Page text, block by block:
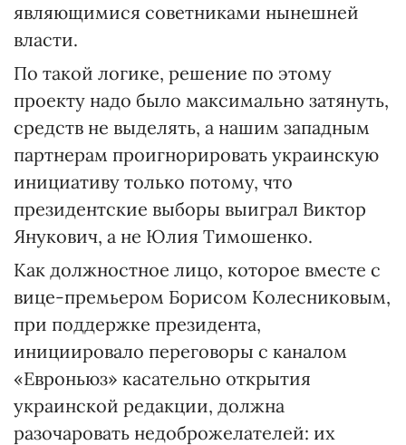
являющимися советниками нынешней
власти.
По такой логике, решение по этому
проекту надо было максимально затянуть,
средств не выделять, а нашим западным
партнерам проигнорировать украинскую
инициативу только потому, что
президентские выборы выиграл Виктор
Янукович, а не Юлия Тимошенко.
Как должностное лицо, которое вместе с
вице-премьером Борисом Колесниковым,
при поддержке президента,
инициировало переговоры с каналом
«Евроньюз» касательно открытия
украинской редакции, должна
разочаровать недоброжелателей: их